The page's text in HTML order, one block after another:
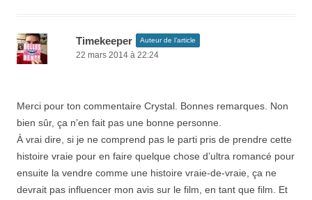
Timekeeper Auteur de l’article
22 mars 2014 à 22:24
Merci pour ton commentaire Crystal. Bonnes remarques. Non
bien sûr, ça n’en fait pas une bonne personne.
À vrai dire, si je ne comprend pas le parti pris de prendre cette
histoire vraie pour en faire quelque chose d’ultra romancé pour
ensuite la vendre comme une histoire vraie-de-vraie, ça ne
devrait pas influencer mon avis sur le film, en tant que film. Et